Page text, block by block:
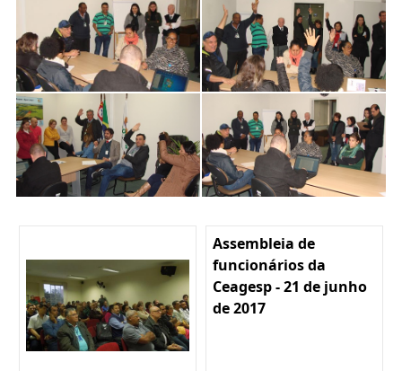
Assembleia de
funcionários da
Ceagesp - 21 de junho
de 2017